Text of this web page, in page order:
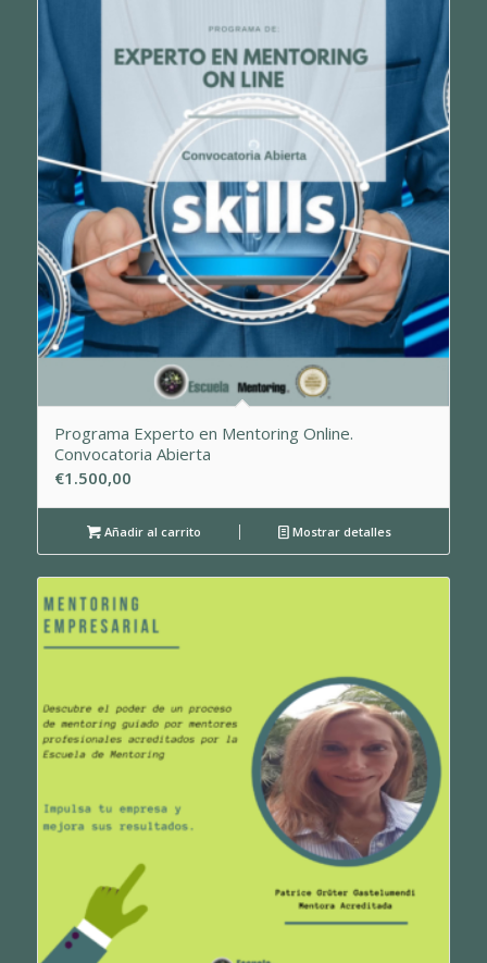
Programa Experto en Mentoring Online.
Convocatoria Abierta
€1.500,00
Añadir al carrito Mostrar detalles